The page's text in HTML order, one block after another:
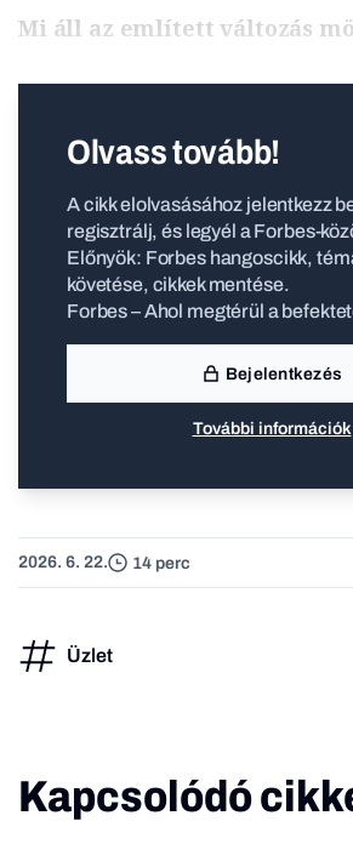
Mi áll az említett változás
Olvass tovább!
A cikk elolvasásához jelentkezz
regisztrálj, és legyél a Forbes-
Előnyök: Forbes hangoscikk,
követése, cikkek mentése.
Forbes – Ahol megtérül a
Bejelentkezés
További információk
2026. 6. 22. 14 perc
Üzlet
Kapcsolódó